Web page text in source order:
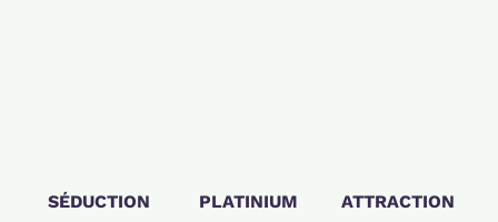
SÉDUCTION
PLATINIUM
ATTRACTION